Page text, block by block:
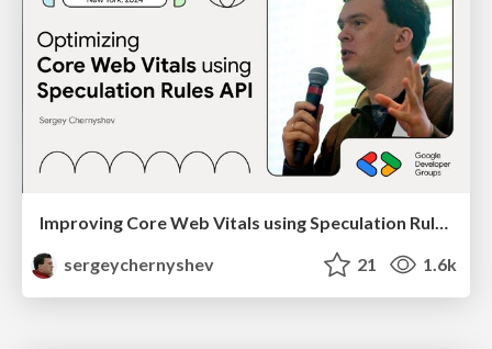
Improving Core Web Vitals using Speculation Rules API
sergeychernyshev
21 1.6k